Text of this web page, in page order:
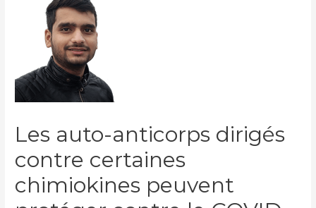
Les auto-anticorps dirigés
contre certaines
chimiokines peuvent